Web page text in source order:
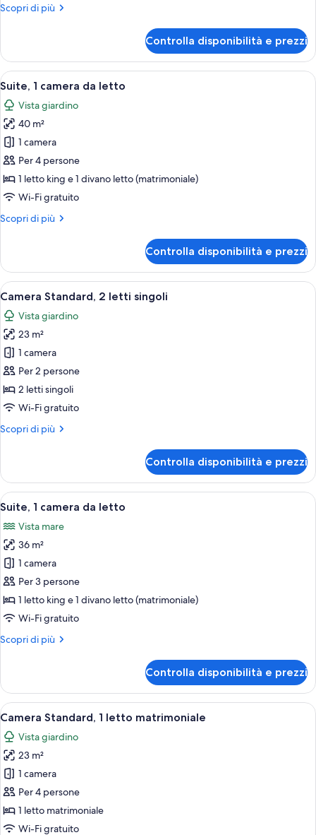
king
Scopri di più
Altri
Superior,
letto
king
Controlla disponibilità e prezzi
Apri
tutte
le
foto
per
Suite,
1
camera
letto
Una camera d'albergo con un letto
14
Suite, 1 camera da letto
Vista giardino
40 m²
1 camera
Per 4 persone
1 letto king e 1 divano letto (matrimoniale)
Wi-Fi gratuito
Scopri di più
Altri
1
camera
da
letto
Controlla disponibilità e prezzi
Apri
tutte
le
foto
per
Camera
Standard,
2
singoli
Un letto matrimoniale con lenzuola
6
Camera Standard, 2 letti singoli
Vista giardino
23 m²
1 camera
Per 2 persone
2 letti singoli
Wi-Fi gratuito
Scopri di più
Altri
Standard,
letti
Controlla disponibilità e prezzi
Apri
tutte
le
foto
per
Suite,
1
camera
letto
Una moderna camera d'hotel con un
16
Suite, 1 camera da letto
Vista mare
36 m²
1 camera
Per 3 persone
1 letto king e 1 divano letto (matrimoniale)
Wi-Fi gratuito
Scopri di più
Altri
1
camera
da
letto
Controlla disponibilità e prezzi
Apri
tutte
le
foto
per
Camera
Standard,
1
Un letto rifatto con lenzuola
5
Camera Standard, 1 letto matrimoniale
Vista giardino
23 m²
1 camera
Per 4 persone
1 letto matrimoniale
Wi-Fi gratuito